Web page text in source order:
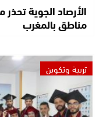
الأرصاد الجوية
مناطق بالمغرب
تربية وتكوين